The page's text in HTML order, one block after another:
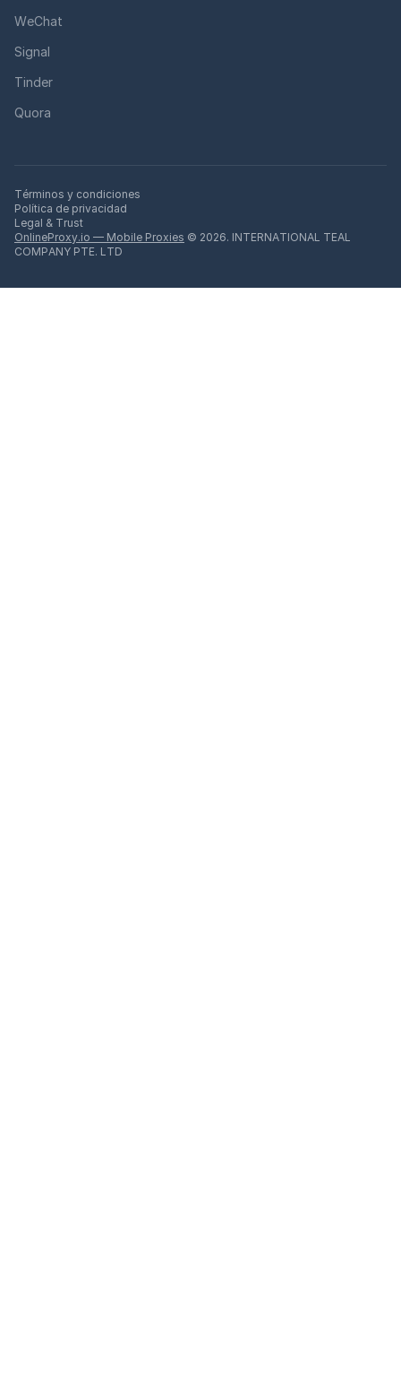
WeChat
Signal
Tinder
Quora
Términos y condiciones
Política de privacidad
Legal & Trust
OnlineProxy.io — Mobile Proxies © 2026. INTERNATIONAL TEAL
COMPANY PTE. LTD